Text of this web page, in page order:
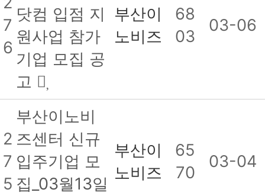
7
6
닷컴 입점 지
원사업 참가
기업 모집 공
고
부산이
노비즈
68
03
03-06
2
7
5
부산이노비
즈센터 신규
입주기업 모
집_03월13일
부산이
노비즈
65
70
03-04